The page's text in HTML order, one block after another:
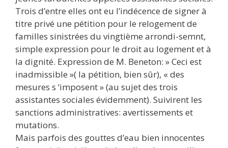
Trois d’entre elles ont eu l’indécence de signer à
titre privé une pétition pour le relogement de
familles sinistrées du vingtième arrondi-semnt,
simple expression pour le droit au logement et à
la dignité. Expression de M. Beneton: » Ceci est
inadmissible »( la pétition, bien sûr), « des
mesures s ‘imposent » (au sujet des trois
assistantes sociales évidemment). Suivirent les
sanctions administratives: avertissements et
mutations.
Mais parfois des gouttes d’eau bien innocentes